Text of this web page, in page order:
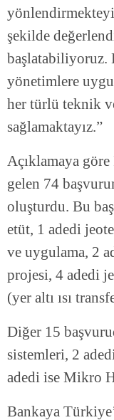
şekilde
başlatabiliyoruz.
yönetimlere
her türlü teknik
sağlamaktayız.”
Açıklamaya
gelen 74
oluşturdu. Bu
etüt, 1 adedi
ve uygulama, 2
projesi, 4 adedi
(yer altı ısı
Diğer 15
sistemleri, 2
adedi ise Mikro
Bankaya